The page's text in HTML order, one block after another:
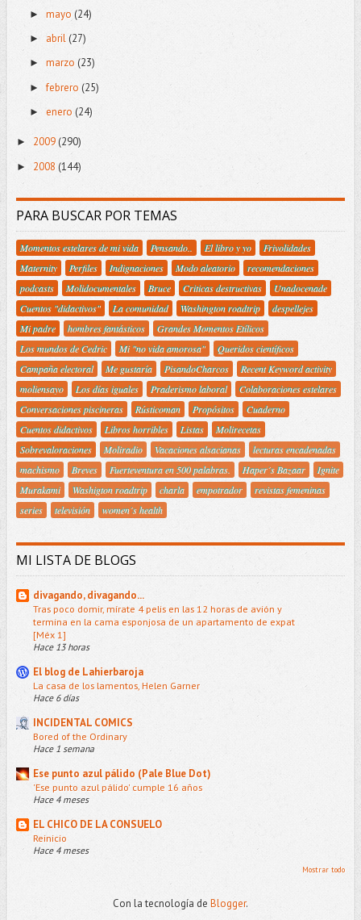
► mayo (24)
► abril (27)
► marzo (23)
►febrero (25)
► enero (24)
► 2009 (290)
► 2008 (144)
PARA BUSCAR POR TEMAS
Momentos estelares de mi vida Pensando.. El libro y yo
Frivolidades
Maternity
Perfiles Indignaciones Modo aleatorio
recomendaciones
podcasts
Molidocumentales Bruce Criticas destructivas
Unadocenade
Cuentos "didactivos"
La comunidad Washington roadtrip
despellejes
Mi padre
hombres fantásticos
Grandes Momentos Etílicos
Los mundos de Cedric
Mi "no vida amorosa"
Queridos científicos
Campaña electoral
Me gustaría PisandoCharcos
Recent Keyword activity
moliensayo
Los días iguales Praderismo laboral
Colaboraciones estelares
Conversaciones piscineras
Rústicoman Propósitos
Cuaderno
Cuentos didactivos
Libros horribles Listas
Molirecetas
Sobrevaloraciones
Moliradio Vacaciones alsacianas
lecturas encadenadas
machismo
Breves Fuerteventura en 500 palabras. Haper´s Bazaar
Ignite
Murakami
Washigton roadtrip charla empotrador
revistas femeninas
series
televisión women´s health
MI LISTA DE BLOGS
divagando, divagando...
Tras poco domir, mírate 4 pelis en las 12 horas de avión y
termina en la cama esponjosa de un apartamento de expat
[Méx 1]
Hace 13 horas
El blog de Lahierbaroja
La casa de los lamentos, Helen Garner
Hace 6 días
INCIDENTAL COMICS
Bored of the Ordinary
Hace 1 semana
Ese punto azul pálido (Pale Blue Dot)
'Ese punto azul pálido' cumple 16 años
Hace 4 meses
EL CHICO DE LA CONSUELO
Reinicio
Hace 4 meses
Mostrar todo
Con la tecnología de Blogger.